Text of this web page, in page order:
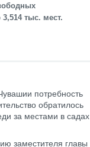
тыс. мест.
потребность
обратилось
за местами в садах
заместителя главы